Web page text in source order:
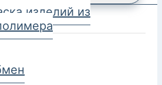
изделий из